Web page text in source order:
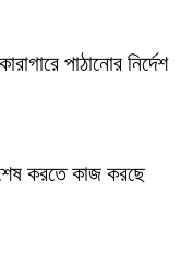
পাঠানোর নির্দেশ
করতে কাজ করছে